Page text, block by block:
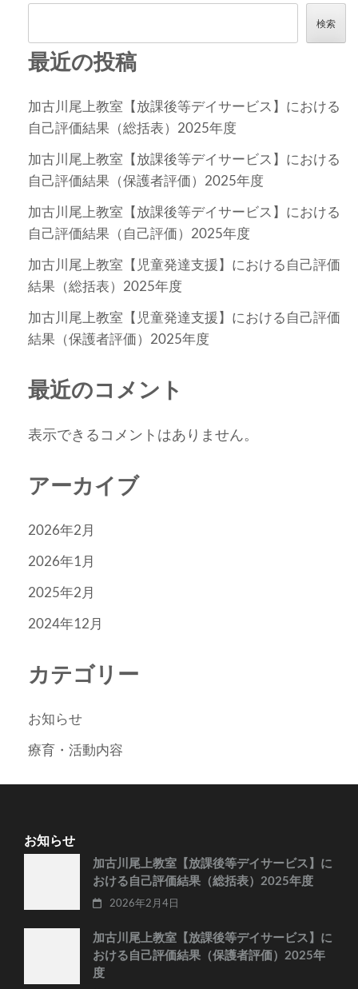
検索
最近の投稿
加古川尾上教室【放課後等デイサービス】における
自己評価結果（総括表）2025年度
加古川尾上教室【放課後等デイサービス】における
自己評価結果（保護者評価）2025年度
加古川尾上教室【放課後等デイサービス】における
自己評価結果（自己評価）2025年度
加古川尾上教室【児童発達支援】における自己評価
結果（総括表）2025年度
加古川尾上教室【児童発達支援】における自己評価
結果（保護者評価）2025年度
最近のコメント
表示できるコメントはありません。
アーカイブ
2026年2月
2026年1月
2025年2月
2024年12月
カテゴリー
お知らせ
療育・活動内容
お知らせ
加古川尾上教室【放課後等デイサービス】に
おける自己評価結果（総括表）2025年度
2026年2月4日
加古川尾上教室【放課後等デイサービス】に
おける自己評価結果（保護者評価）2025年
度